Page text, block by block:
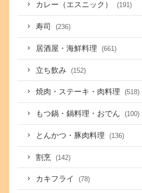
カレー（エスニック） (191)
寿司 (236)
居酒屋・海鮮料理 (661)
立ち飲み (152)
焼肉・ステーキ・肉料理 (518)
もつ鍋・鍋料理・おでん (100)
とんかつ・豚肉料理 (136)
割烹 (142)
カキフライ (78)